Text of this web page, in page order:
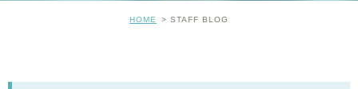
HOME STAFF BLOG